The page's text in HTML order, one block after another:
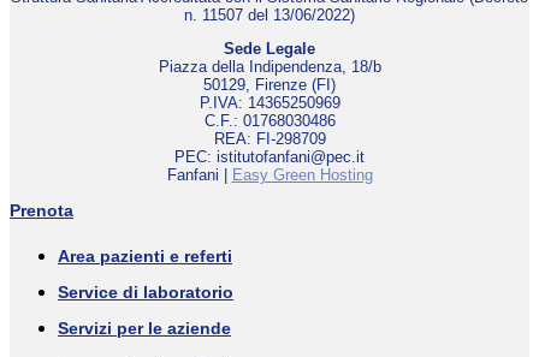
n. 11507 del 13/06/2022)
Sede Legale
Piazza della Indipendenza, 18/b
50129, Firenze (FI)
P.IVA: 14365250969
C.F.: 01768030486
REA: FI-298709
PEC: istitutofanfani@pec.it
Fanfani | Easy Green Hosting
Prenota
Area pazienti e referti
Service di laboratorio
Servizi per le aziende